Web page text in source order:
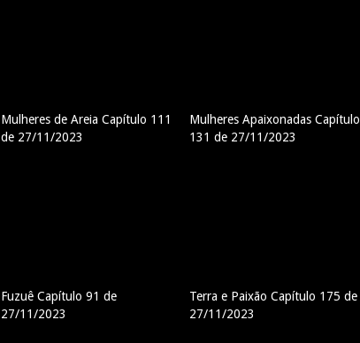
Mulheres de Areia Capítulo 111
de 27/11/2023
Mulheres Apaixonadas Capítulo
131 de 27/11/2023
Fuzuê Capítulo 91 de
27/11/2023
Terra e Paixão Capítulo 175 de
27/11/2023